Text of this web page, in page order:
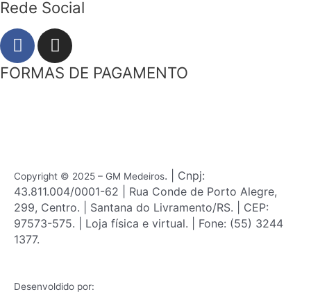
Rede Social
F
a
c
I
n
s
m
FORMAS DE PAGAMENTO
Copyright © 2025 – GM Medeiros. | Cnpj:
43.811.004/0001-62 | Rua Conde de Porto Alegre,
299, Centro. | Santana do Livramento/RS. | CEP:
97573-575. | Loja física e virtual. | Fone: (55) 3244
1377.
Desenvoldido por: